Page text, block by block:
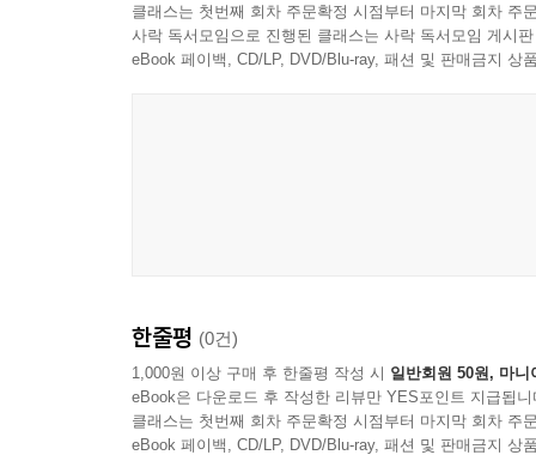
셋째 시간이 부족한 수험생 입장에서 제대로 쓴 문
IT 비전공자가 정보처리기사를 응시하는 이유
출제되었습니다. 또한 시험 당일 가장 빠른 기
공부하면서 정보를 공유하는 집단지성의 커뮤니
다섯째 정보처리기사 수험생들의 추천으로 검증된
클래스는 첫번째 회차 주문확정 시점부터 마지막 회차 주
사락 독서모임으로 진행된 클래스는 사락 독서모임 게시
eBook 페이백, CD/LP, DVD/Blu-ray, 패션 및 판매금지 상
한줄평 (0건)
1,000원 이상 구매 후 한줄평 작성 시 일반회원 50원, 마니
eBook은 다운로드 후 작성한 리뷰만 YES포인트 지급됩니
클래스는 첫번째 회차 주문확정 시점부터 마지막 회차 주
eBook 페이백, CD/LP, DVD/Blu-ray, 패션 및 판매금지 상